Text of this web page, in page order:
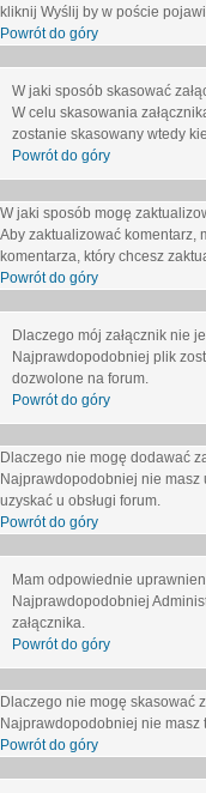
kliknij Wyślij by w poście
Powrót do góry
W jaki sposób skasować
W celu skasowania
zostanie skasowany wtedy
Powrót do góry
W jaki sposób mogę
Aby zaktualizować komentarz,
komentarza, który chcesz
Powrót do góry
Dlaczego mój załącznik nie
Najprawdopodobniej plik
dozwolone na forum.
Powrót do góry
Dlaczego nie mogę dodawać
Najprawdopodobniej nie masz
uzyskać u obsługi forum.
Powrót do góry
Mam odpowiednie
Najprawdopodobniej
załącznika.
Powrót do góry
Dlaczego nie mogę skasować
Najprawdopodobniej nie masz
Powrót do góry